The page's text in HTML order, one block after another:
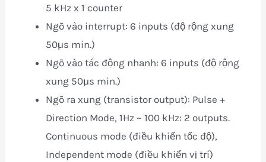
5 kHz x 1 counter
Ngõ vào interrupt: 6 inputs (độ rộng xung
50µs min.)
Ngõ vào tác động nhanh: 6 inputs (độ rộng
xung 50µs min.)
Ngõ ra xung (transistor output): Pulse +
Direction Mode, 1Hz ~ 100 kHz: 2 outputs.
Continuous mode (điều khiển tốc độ),
Independent mode (điều khiển vị trí)